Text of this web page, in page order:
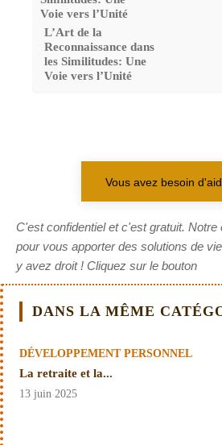
L’Art de la
Reconnaissance dans
les Similitudes: Une
Voie vers l’Unité
Vous avez besoin
C'est confidentiel et c'est gratuit. Notre
pour vous apporter des solutions de
y avez droit ! Cliquez sur le bouton
DANS LA MÊME
DÉVELOPPEMENT PERSONNEL
La retraite et la...
13 juin 2025